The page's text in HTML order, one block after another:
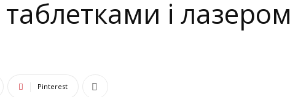
і лазером
Pinterest